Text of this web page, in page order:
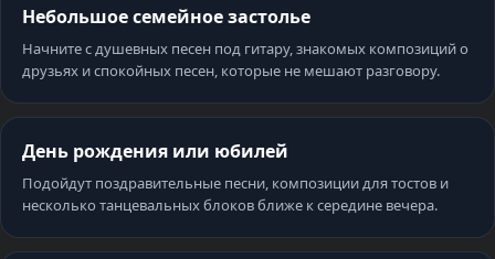
Небольшое семейное застолье
Начните с душевных песен под гитару, знакомых композиций о
друзьях и спокойных песен, которые не мешают разговору.
День рождения или юбилей
Подойдут поздравительные песни, композиции для тостов и
несколько танцевальных блоков ближе к середине вечера.